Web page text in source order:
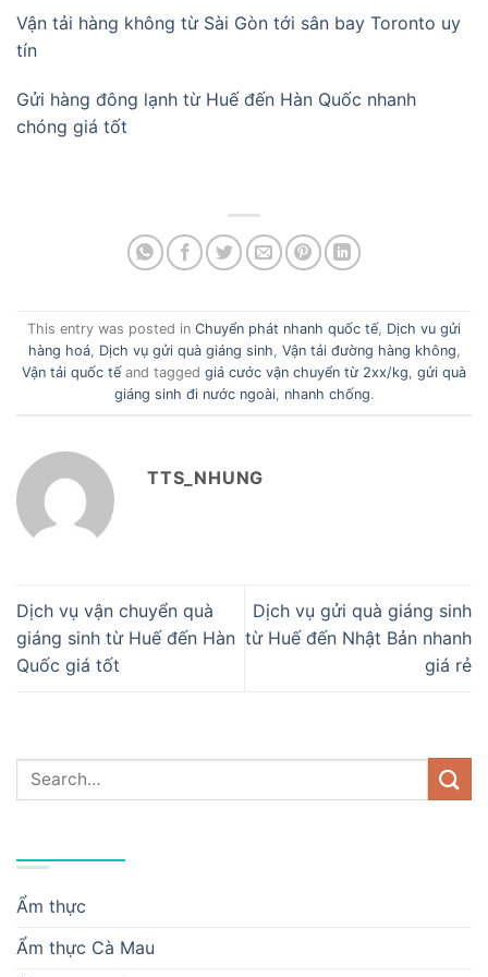
Vận tải hàng không từ Sài Gòn tới sân bay Toronto uy
tín
Gửi hàng đông lạnh từ Huế đến Hàn Quốc nhanh
chóng giá tốt
This entry was posted in Chuyển phát nhanh quốc tế, Dịch vu gửi
hàng hoá, Dịch vụ gửi quà giáng sinh, Vận tải đường hàng không,
Vận tải quốc tế and tagged giá cước vận chuyển từ 2xx/kg, gửi quà
giáng sinh đi nước ngoài, nhanh chống.
TTS_NHUNG
Dịch vụ vận chuyển quà
giáng sinh từ Huế đến Hàn
Quốc giá tốt
Dịch vụ gửi quà giáng sinh
từ Huế đến Nhật Bản nhanh
giá rẻ
Ẩm thực
Ẩm thực Cà Mau